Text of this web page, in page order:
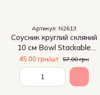
Артикул: N2613
Соусник круглий скляний
10 см Bowl Stackable
Luminarc
45.00 грн/шт. 57.00 грн